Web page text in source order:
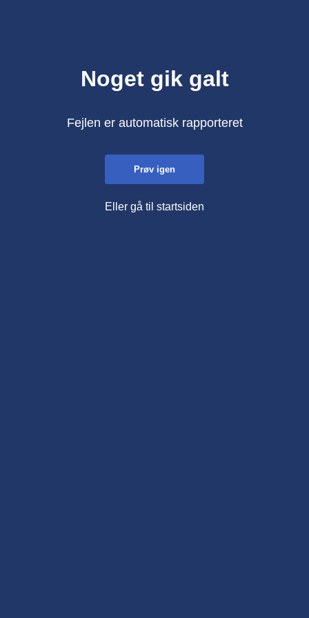
Noget gik galt
Fejlen er automatisk rapporteret
Prøv igen
Eller gå til startsiden